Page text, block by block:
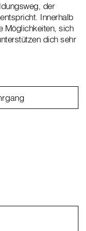
der
Innerhalb
Möglichkeiten, sich
dich sehr